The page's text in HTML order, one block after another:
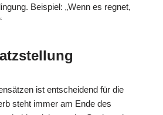
Beispiel: „Wenn es regnet,
ist entscheidend für die
steht immer am Ende des